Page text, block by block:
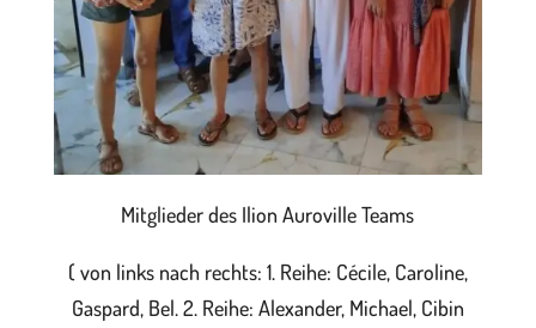
Mitglieder des Ilion Auroville Teams
( von links nach rechts: 1. Reihe: Cécile, Caroline,
Gaspard, Bel. 2. Reihe: Alexander, Michael, Cibin